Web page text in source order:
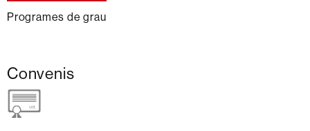
Programes de grau
Convenis